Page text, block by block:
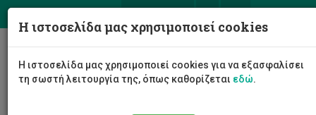
Η ιστοσελίδα μας χρησιμοποιεί cookies
Η ιστοσελίδα μας χρησιμοποιεί cookies για να εξασφαλίσει
τη σωστή λειτουργία της, όπως καθορίζεται εδώ.